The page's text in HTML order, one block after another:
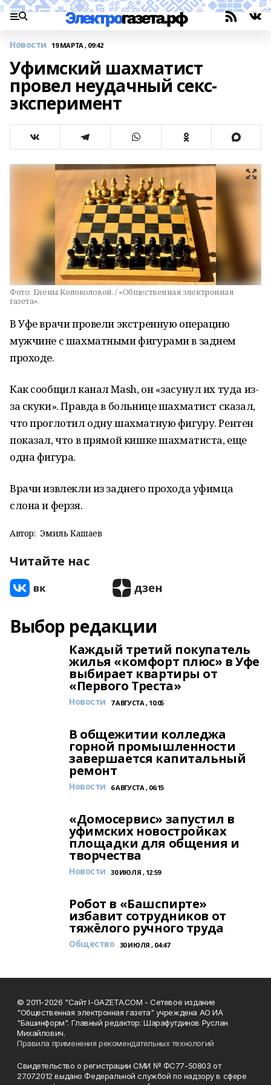
Новости 19 МАРТА , 09:42
Уфимский шахматист
провел неудачный секс-
эксперимент
Фото: Елены Колоколовой. / «Общественная электронная
газета».
В Уфе врачи провели экстренную операцию
мужчине с шахматными фигурами в заднем
проходе.
Как сообщил канал Mash, он «засунул их туда из-
за скуки». Правда в больнице шахматист сказал,
что проглотил одну шахматную фигуру. Рентен
показал, что в прямой кишке шахматиста, еще
одна фигура.
Врачи извлекли из заднего прохода уфимца
слона и ферзя.
Автор: Эмиль Кашаев
Читайте нас
Выбор редакции
Каждый третий покупатель
жилья «комфорт плюс» в Уфе
выбирает квартиры от
«Первого Треста»
Новости 7 АВГУСТА , 10:05
В общежитии колледжа
горной промышленности
завершается капитальный
ремонт
Новости 6 АВГУСТА , 06:15
«Домосервис» запустил в
уфимских новостройках
площадки для общения и
творчества
Новости 30 ИЮЛЯ , 12:59
Робот в «Башспирте»
избавит сотрудников от
тяжёлого ручного труда
Общество 30 ИЮЛЯ , 04:47
© 2011-2026 "Сайт I-GAZETA.COM - Сетевое издание
"Общественная электронная газета" учреждена АО ИА
"Башинформ". Главный редактор: Шарафутдинов Руслан
Михайлович.
Правила применения рекомендательных технологий
Свидетельство о регистрации СМИ № ФС77-50803 от
27.07.2012 выдано Федеральной службой по надзору в сфере